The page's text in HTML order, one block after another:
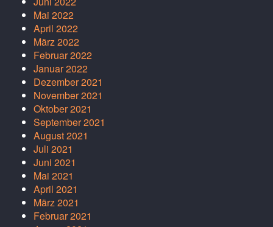
Mai 2022
April 2022
März 2022
Februar 2022
Januar 2022
Dezember 2021
November 2021
Oktober 2021
September 2021
August 2021
Juli 2021
Juni 2021
Mai 2021
April 2021
März 2021
Februar 2021